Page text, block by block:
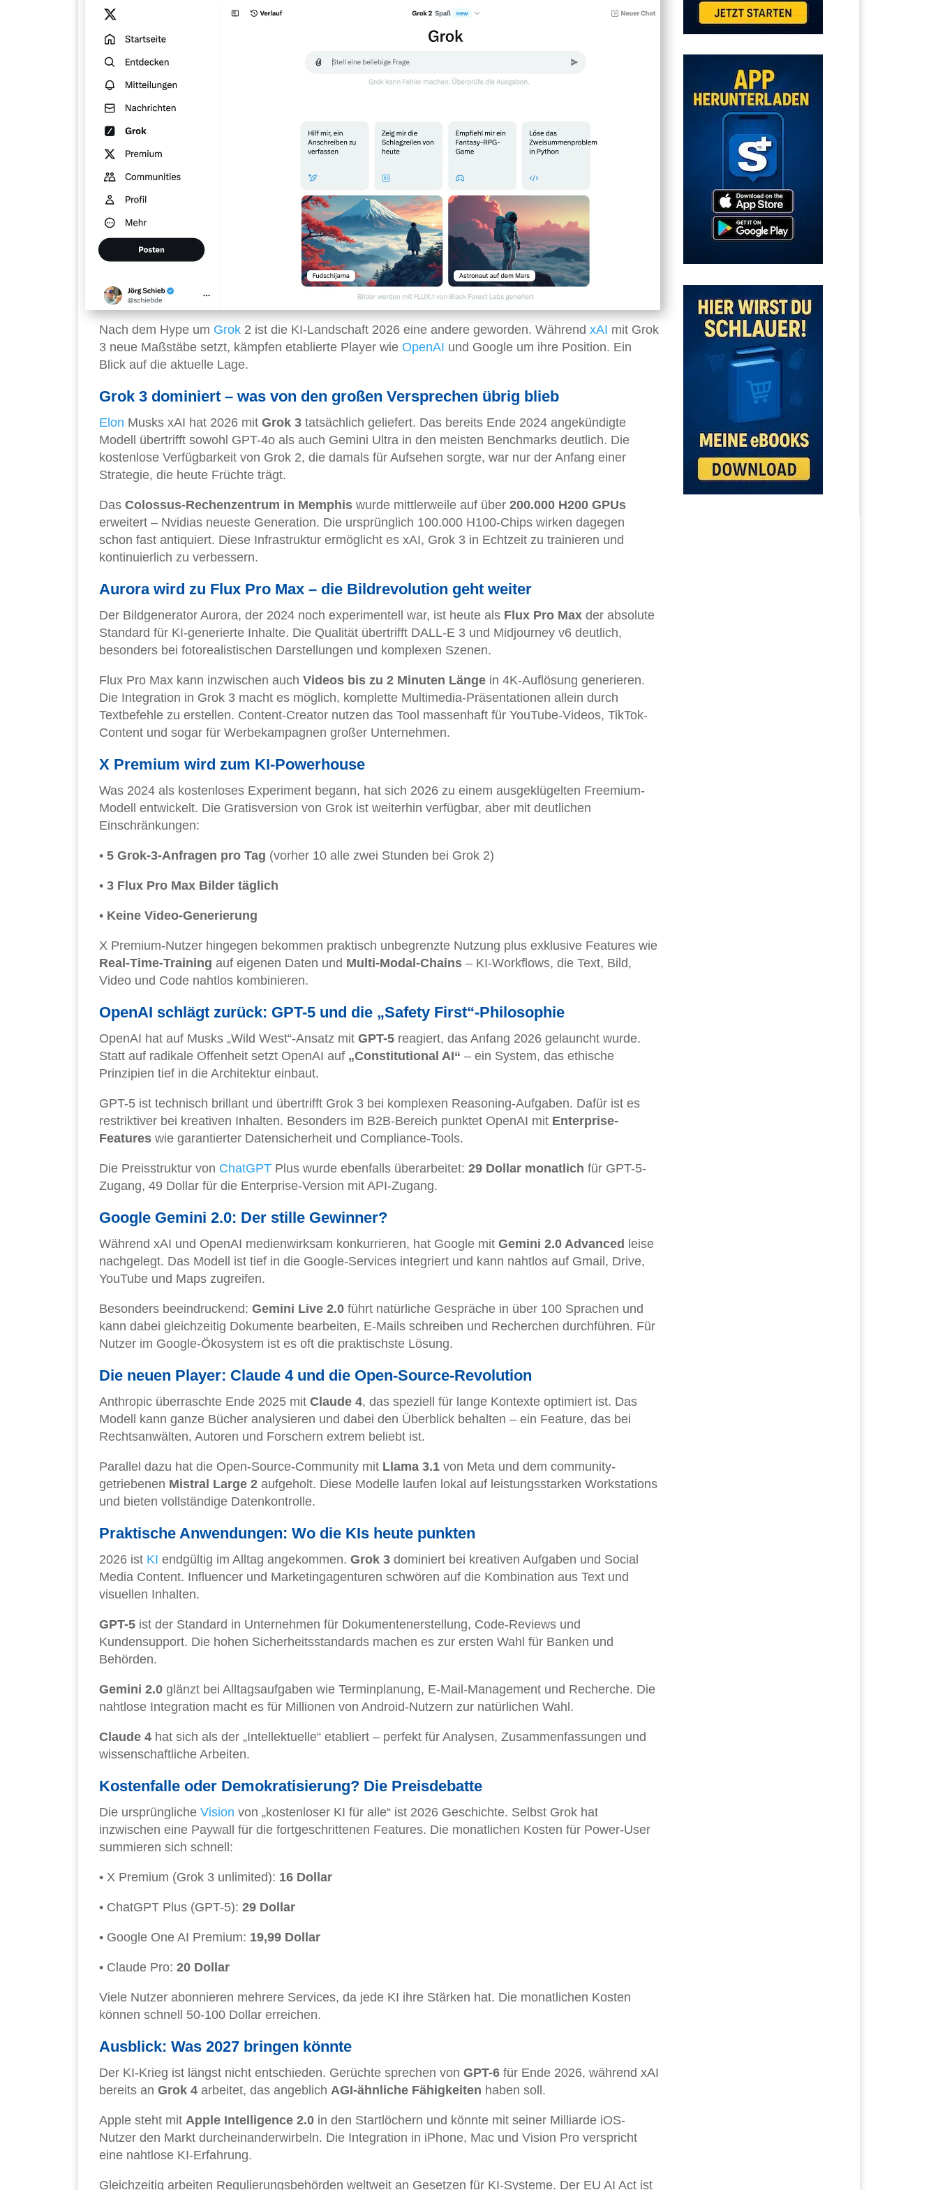
Nach dem Hype um Grok 2 ist die KI-Landschaft 2026 eine andere geworden. Während xAI mit Grok
3 neue Maßstäbe setzt, kämpfen etablierte Player wie OpenAI und Google um ihre Position. Ein
Blick auf die aktuelle Lage.
Grok 3 dominiert – was von den großen Versprechen übrig blieb
Elon Musks xAI hat 2026 mit Grok 3 tatsächlich geliefert. Das bereits Ende 2024 angekündigte
Modell übertrifft sowohl GPT-4o als auch Gemini Ultra in den meisten Benchmarks deutlich. Die
kostenlose Verfügbarkeit von Grok 2, die damals für Aufsehen sorgte, war nur der Anfang einer
Strategie, die heute Früchte trägt.
Das Colossus-Rechenzentrum in Memphis wurde mittlerweile auf über 200.000 H200 GPUs
erweitert – Nvidias neueste Generation. Die ursprünglich 100.000 H100-Chips wirken dagegen
schon fast antiquiert. Diese Infrastruktur ermöglicht es xAI, Grok 3 in Echtzeit zu trainieren und
kontinuierlich zu verbessern.
Aurora wird zu Flux Pro Max – die Bildrevolution geht weiter
Der Bildgenerator Aurora, der 2024 noch experimentell war, ist heute als Flux Pro Max der absolute
Standard für KI-generierte Inhalte. Die Qualität übertrifft DALL-E 3 und Midjourney v6 deutlich,
besonders bei fotorealistischen Darstellungen und komplexen Szenen.
Flux Pro Max kann inzwischen auch Videos bis zu 2 Minuten Länge in 4K-Auflösung generieren.
Die Integration in Grok 3 macht es möglich, komplette Multimedia-Präsentationen allein durch
Textbefehle zu erstellen. Content-Creator nutzen das Tool massenhaft für YouTube-Videos, TikTok-
Content und sogar für Werbekampagnen großer Unternehmen.
X Premium wird zum KI-Powerhouse
Was 2024 als kostenloses Experiment begann, hat sich 2026 zu einem ausgeklügelten Freemium-
Modell entwickelt. Die Gratisversion von Grok ist weiterhin verfügbar, aber mit deutlichen
Einschränkungen:
• 5 Grok-3-Anfragen pro Tag (vorher 10 alle zwei Stunden bei Grok 2)
• 3 Flux Pro Max Bilder täglich
• Keine Video-Generierung
X Premium-Nutzer hingegen bekommen praktisch unbegrenzte Nutzung plus exklusive Features wie
Real-Time-Training auf eigenen Daten und Multi-Modal-Chains – KI-Workflows, die Text, Bild,
Video und Code nahtlos kombinieren.
OpenAI schlägt zurück: GPT-5 und die „Safety First“-Philosophie
OpenAI hat auf Musks „Wild West“-Ansatz mit GPT-5 reagiert, das Anfang 2026 gelauncht wurde.
Statt auf radikale Offenheit setzt OpenAI auf „Constitutional AI“ – ein System, das ethische
Prinzipien tief in die Architektur einbaut.
GPT-5 ist technisch brillant und übertrifft Grok 3 bei komplexen Reasoning-Aufgaben. Dafür ist es
restriktiver bei kreativen Inhalten. Besonders im B2B-Bereich punktet OpenAI mit Enterprise-
Features wie garantierter Datensicherheit und Compliance-Tools.
Die Preisstruktur von ChatGPT Plus wurde ebenfalls überarbeitet: 29 Dollar monatlich für GPT-5-
Zugang, 49 Dollar für die Enterprise-Version mit API-Zugang.
Google Gemini 2.0: Der stille Gewinner?
Während xAI und OpenAI medienwirksam konkurrieren, hat Google mit Gemini 2.0 Advanced leise
nachgelegt. Das Modell ist tief in die Google-Services integriert und kann nahtlos auf Gmail, Drive,
YouTube und Maps zugreifen.
Besonders beeindruckend: Gemini Live 2.0 führt natürliche Gespräche in über 100 Sprachen und
kann dabei gleichzeitig Dokumente bearbeiten, E-Mails schreiben und Recherchen durchführen. Für
Nutzer im Google-Ökosystem ist es oft die praktischste Lösung.
Die neuen Player: Claude 4 und die Open-Source-Revolution
Anthropic überraschte Ende 2025 mit Claude 4, das speziell für lange Kontexte optimiert ist. Das
Modell kann ganze Bücher analysieren und dabei den Überblick behalten – ein Feature, das bei
Rechtsanwälten, Autoren und Forschern extrem beliebt ist.
Parallel dazu hat die Open-Source-Community mit Llama 3.1 von Meta und dem community-
getriebenen Mistral Large 2 aufgeholt. Diese Modelle laufen lokal auf leistungsstarken Workstations
und bieten vollständige Datenkontrolle.
Praktische Anwendungen: Wo die KIs heute punkten
2026 ist KI endgültig im Alltag angekommen. Grok 3 dominiert bei kreativen Aufgaben und Social
Media Content. Influencer und Marketingagenturen schwören auf die Kombination aus Text und
visuellen Inhalten.
GPT-5 ist der Standard in Unternehmen für Dokumentenerstellung, Code-Reviews und
Kundensupport. Die hohen Sicherheitsstandards machen es zur ersten Wahl für Banken und
Behörden.
Gemini 2.0 glänzt bei Alltagsaufgaben wie Terminplanung, E-Mail-Management und Recherche. Die
nahtlose Integration macht es für Millionen von Android-Nutzern zur natürlichen Wahl.
Claude 4 hat sich als der „Intellektuelle“ etabliert – perfekt für Analysen, Zusammenfassungen und
wissenschaftliche Arbeiten.
Kostenfalle oder Demokratisierung? Die Preisdebatte
Die ursprüngliche Vision von „kostenloser KI für alle“ ist 2026 Geschichte. Selbst Grok hat
inzwischen eine Paywall für die fortgeschrittenen Features. Die monatlichen Kosten für Power-User
summieren sich schnell:
• X Premium (Grok 3 unlimited): 16 Dollar
• ChatGPT Plus (GPT-5): 29 Dollar
• Google One AI Premium: 19,99 Dollar
• Claude Pro: 20 Dollar
Viele Nutzer abonnieren mehrere Services, da jede KI ihre Stärken hat. Die monatlichen Kosten
können schnell 50-100 Dollar erreichen.
Ausblick: Was 2027 bringen könnte
Der KI-Krieg ist längst nicht entschieden. Gerüchte sprechen von GPT-6 für Ende 2026, während xAI
bereits an Grok 4 arbeitet, das angeblich AGI-ähnliche Fähigkeiten haben soll.
Apple steht mit Apple Intelligence 2.0 in den Startlöchern und könnte mit seiner Milliarde iOS-
Nutzer den Markt durcheinanderwirbeln. Die Integration in iPhone, Mac und Vision Pro verspricht
eine nahtlose KI-Erfahrung.
Gleichzeitig arbeiten Regulierungsbehörden weltweit an Gesetzen für KI-Systeme. Der EU AI Act ist